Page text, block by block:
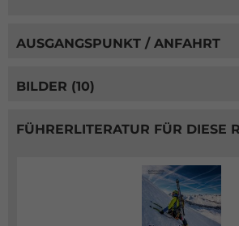
AUSGANGSPUNKT / ANFAHRT
BILDER (10)
FÜHRERLITERATUR FÜR DIESE